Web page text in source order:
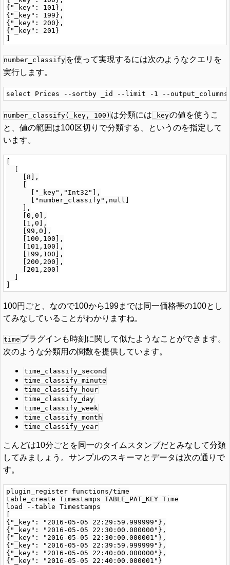
{"_key": 101},
{"_key": 199},
{"_key": 200},
{"_key": 201}
number_classify を使って実現するには次のようなクエリを
実行します。
number_classify(_key, 100) は分類には _keyの値を使うこ
と、値の範囲は100区切りで分類する、というのを指定して
います。
[
  [
    [8],
    [
      ["_key","Int32"],
      ["number_classify",null]
    ],
    [0,0],
    [1,0],
    [99,0],
    [100,100],
    [101,100],
    [199,100],
    [200,200],
    [201,200]
  ]
100円ごと、なので100から199までは同一価格帯の100とし
てみなしていることがわかりますね。
time プラグインも時刻に関して似たようなことができます。
次のような分類用の関数を提供しています。
time_classify_second
time_classify_minute
time_classify_hour
time_classify_day
time_classify_week
time_classify_month
time_classify_year
こんどは10分ごとを同一のタイムスタンプだとみなして分類
してみましょう。サンプルのスキーマとデータは次の通りで
す。
plugin_register functions/time
table_create Timestamps TABLE_PAT_KEY Time
load --table Timestamps
[
{"_key": "2016-05-05 22:29:59.999999"},
{"_key": "2016-05-05 22:30:00.000000"},
{"_key": "2016-05-05 22:30:00.000001"},
{"_key": "2016-05-05 22:39:59.999999"},
{"_key": "2016-05-05 22:40:00.000000"},
{"_key": "2016-05-05 22:40:00.000001"}